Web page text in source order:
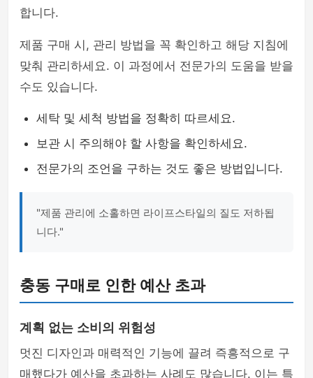
합니다.
제품 구매 시, 관리 방법을 꼭 확인하고 해당 지침에
맞춰 관리하세요. 이 과정에서 전문가의 도움을 받을
수도 있습니다.
세탁 및 세척 방법을 정확히 따르세요.
보관 시 주의해야 할 사항을 확인하세요.
전문가의 조언을 구하는 것도 좋은 방법입니다.
"제품 관리에 소홀하면 라이프스타일의 질도 저하됩
니다."
충동 구매로 인한 예산 초과
계획 없는 소비의 위험성
멋진 디자인과 매력적인 기능에 끌려 즉흥적으로 구
매했다가 예산을 초과하는 사례도 많습니다. 이는 특